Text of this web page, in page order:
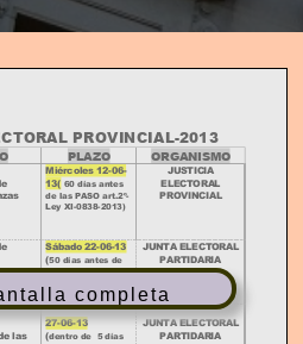
V
I
completa
PROVINCIAL 2013
PLAZO ORGANISMO
Miércoles 12-06-
13( 60 días antes
de las PASO art.2º-
Ley XI 0838 2013)
JUSTICIA
ELECTORAL
PROVINCIAL
Sábado 22-06-13
(50 días antes de
las PASO art.3º -
JUNTA ELECTORAL
PARTIDARIA
las
27-06-13
(dentro de 5 días
JUNTA ELECTORAL
PARTIDARIA